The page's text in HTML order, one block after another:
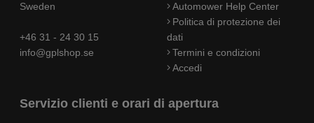
Sweden
+46 31 - 24 30 15
info@gplshop.se
Automower Help Center
Politica di protezione dei
dati
Termini e condizioni
Accedi
Servizio clienti e orari di apertura